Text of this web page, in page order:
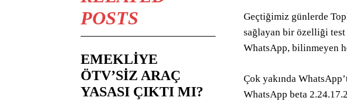
POSTS
EMEKLİYE
ÖTV’SİZ ARAÇ
YASASI ÇIKTI MI?
Geçtiğimiz günlerde
sağlayan bir özelliği test
WhatsApp, bilinmeyen
Çok yakında
WhatsApp beta